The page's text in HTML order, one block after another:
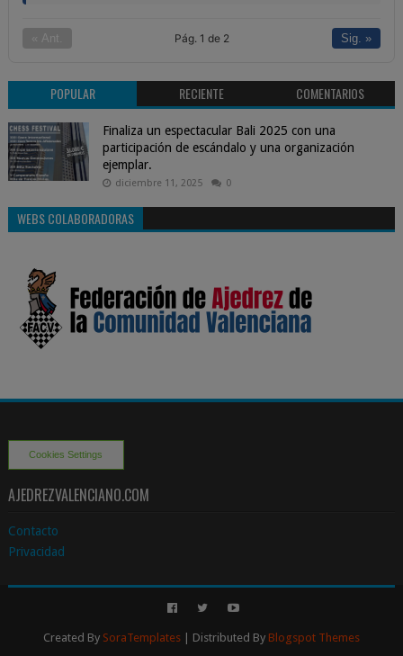
« Ant. Pág. 1 de 2 Sig. »
POPULAR RECIENTE COMENTARIOS
Finaliza un espectacular Bali 2025 con una
participación de escándalo y una organización
ejemplar.
diciembre 11, 2025 0
WEBS COLABORADORAS
Cookies Settings
AJEDREZVALENCIANO.COM
Contacto
Privacidad
Created By SoraTemplates| Distributed By Blogspot Themes